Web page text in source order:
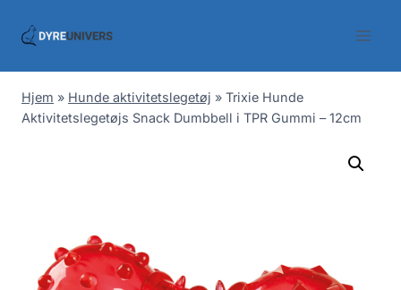
Hjem » Hunde aktivitetslegetøj » Trixie Hunde
Aktivitetslegetøjs Snack Dumbbell i TPR Gummi – 12cm